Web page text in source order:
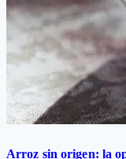
Arroz sin origen: la